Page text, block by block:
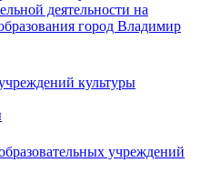
деятельности на
город Владимир
культуры
учреждений